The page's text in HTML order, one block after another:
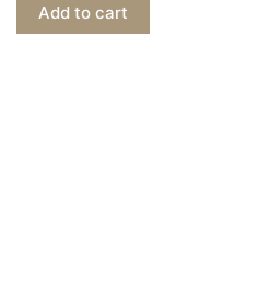
Add to cart